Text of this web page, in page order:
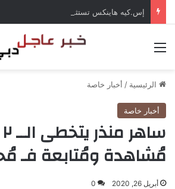
القائمة
الرئيسية / أخبار خاصة
أخبار خاصة
مُشاهدة ومُتابعة فـ
أبريل 26, 2020 0